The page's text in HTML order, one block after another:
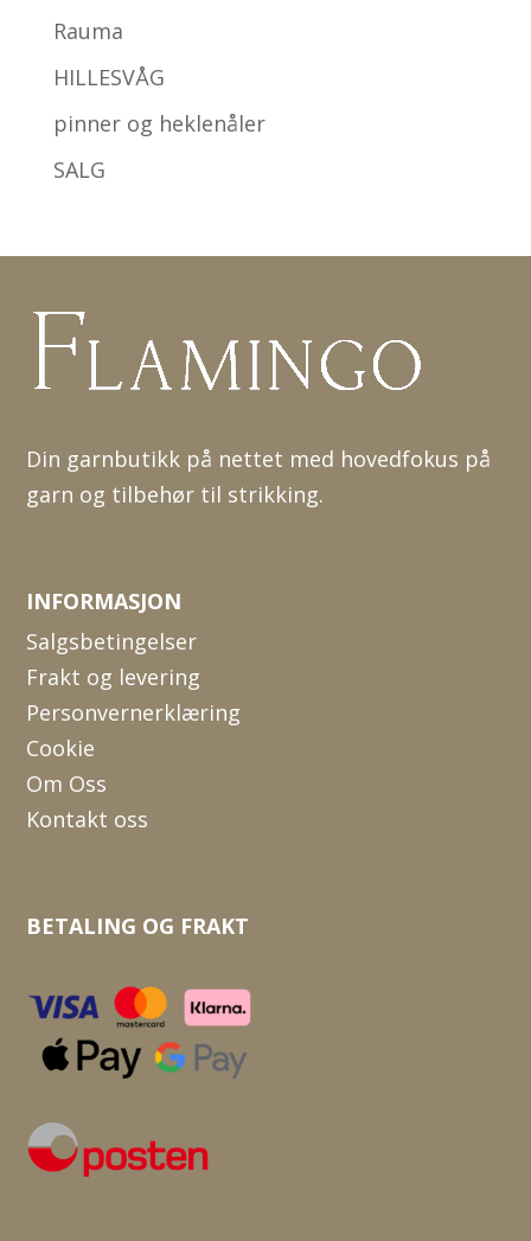
Rauma
HILLESVÅG
pinner og heklenåler
SALG
Din garnbutikk på nettet med hovedfokus på
garn og tilbehør til strikking.
INFORMASJON
Salgsbetingelser
Frakt og levering
Personvernerklæring
Cookie
Om Oss
Kontakt oss
BETALING OG FRAKT